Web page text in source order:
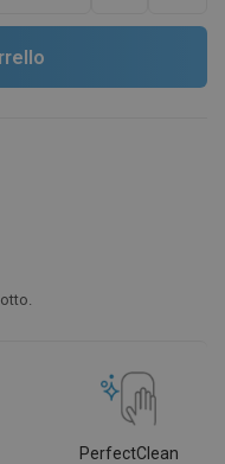
PerfectClean